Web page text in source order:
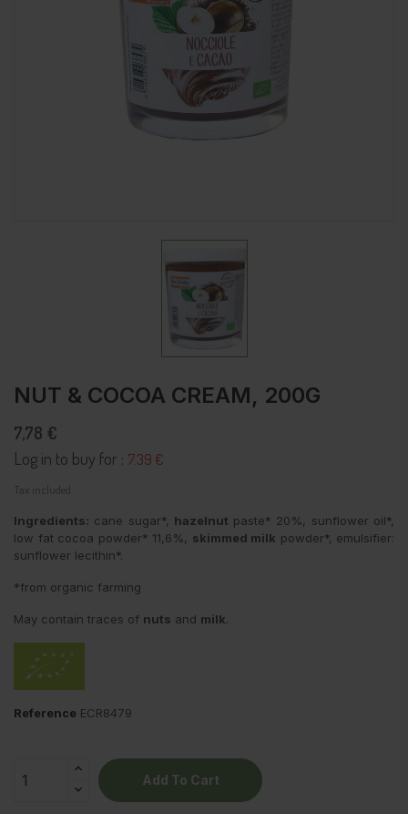
NUT & COCOA CREAM, 200G
7,78 €
Log in to buy for : 7.39 €
Tax included
Ingredients: cane sugar*, hazelnut paste* 20%, sunflower oil*,
low fat cocoa powder* 11,6%, skimmed milk powder*, emulsifier:
sunflower lecithin*.
*from organic farming
May contain traces of nuts and milk.
Reference ECR8479
Add To Cart